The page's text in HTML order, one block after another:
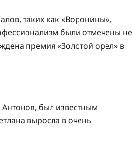
таких как «Воронины»,
были отмечены не
премия «Золотой орел» в
Антонов, был известным
выросла в очень